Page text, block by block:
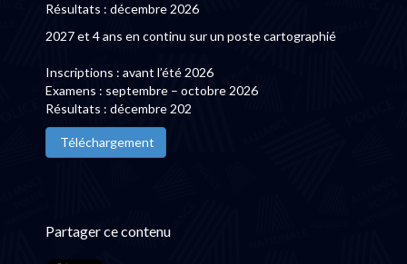
Résultats : décembre 2026
2027 et 4 ans en continu sur un poste cartographié
Inscriptions : avant l’été 2026
Examens : septembre – octobre 2026
Résultats : décembre 202
Téléchargement
Partager ce contenu